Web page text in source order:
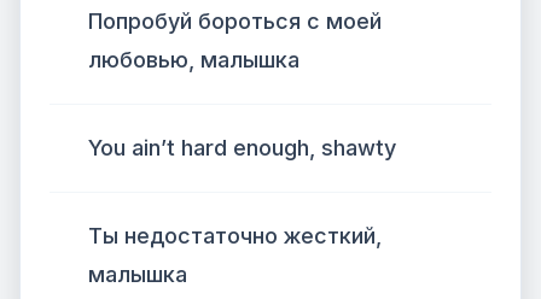
Попробуй бороться с моей
любовью, малышка
You ain’t hard enough, shawty
Ты недостаточно жесткий,
малышка